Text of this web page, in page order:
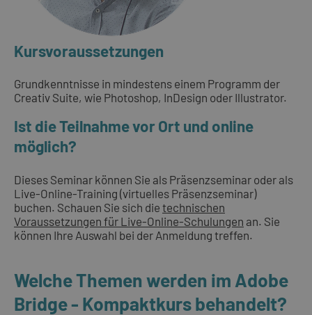
Kursvoraussetzungen
Grundkenntnisse in mindestens einem Programm der
Creativ Suite, wie Photoshop, InDesign oder Illustrator.
Ist die Teilnahme vor Ort und online
möglich?
Dieses Seminar können Sie als Präsenzseminar oder als
Live-Online-Training (virtuelles Präsenzseminar)
buchen. Schauen Sie sich die technischen
Voraussetzungen für Live-Online-Schulungen an. Sie
können Ihre Auswahl bei der Anmeldung treffen.
Welche Themen werden im Adobe
Bridge - Kompaktkurs behandelt?